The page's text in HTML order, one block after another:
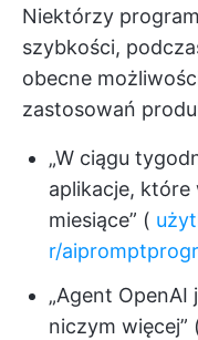
Niektórzy
szybkości,
obecne
zastosowań
„W ciągu
aplikacje, które
miesiące” (
r/
„Agent
niczym więcej”